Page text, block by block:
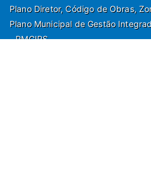
Plano Diretor, Código de Obras,
Plano Municipal de Gestão
- PMGIRS